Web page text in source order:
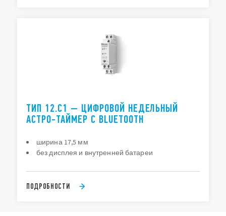
ТИП 12.C1 — ЦИФРОВОЙ НЕДЕЛЬНЫЙ
АСТРО-ТАЙМЕР С BLUETOOTH
ширина 17,5 мм
без дисплея и внутренней батареи
ПОДРОБНОСТИ